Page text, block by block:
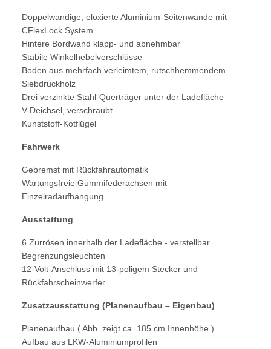
Doppelwandige, eloxierte Aluminium-Seitenwände mit
CFlexLock System
Hintere Bordwand klapp- und abnehmbar
Stabile Winkelhebelverschlüsse
Boden aus mehrfach verleimtem, rutschhemmendem
Siebdruckholz
Drei verzinkte Stahl-Querträger unter der Ladefläche
V-Deichsel, verschraubt
Kunststoff-Kotflügel
Fahrwerk
Gebremst mit Rückfahrautomatik
Wartungsfreie Gummifederachsen mit
Einzelradaufhängung
Ausstattung
6 Zurrösen innerhalb der Ladefläche - verstellbar
Begrenzungsleuchten
12-Volt-Anschluss mit 13-poligem Stecker und
Rückfahrscheinwerfer
Zusatzausstattung (Planenaufbau – Eigenbau)
Planenaufbau ( Abb. zeigt ca. 185 cm Innenhöhe )
Aufbau aus LKW-Aluminiumprofilen